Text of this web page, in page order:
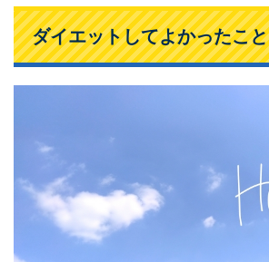
ダイエットしてよかったこと